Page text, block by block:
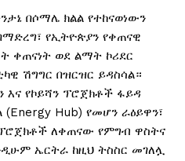
በሶማሌ ክልል የተከናወነውን
የኢትዮጵያን የቀጠናዊ
ቀጠናነት ወደ ልማት ኮሪደር
ሽግግር በዝርዝር ይዳስሳል።
የኮይሻን ፕሮጀክቶች ፋይዳ
Hub) የመሆን ራዕይዋን፣
ለቀጠናው የምግብ ዋስትና
ኤርትራ ከዚህ ትስስር መገለሏ